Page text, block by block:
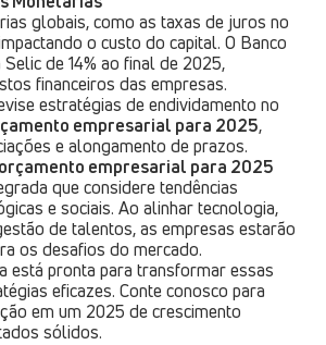
globais, como as taxas de juros no
o custo do capital. O Banco
de 14% ao final de 2025,
financeiros das empresas.
estratégias de endividamento no
empresarial para 2025,
e alongamento de prazos.
empresarial para 2025
que considere tendências
e sociais. Ao alinhar tecnologia,
de talentos, as empresas estarão
os desafios do mercado.
está pronta para transformar essas
eficazes. Conte conosco para
em um 2025 de crescimento
sólidos.